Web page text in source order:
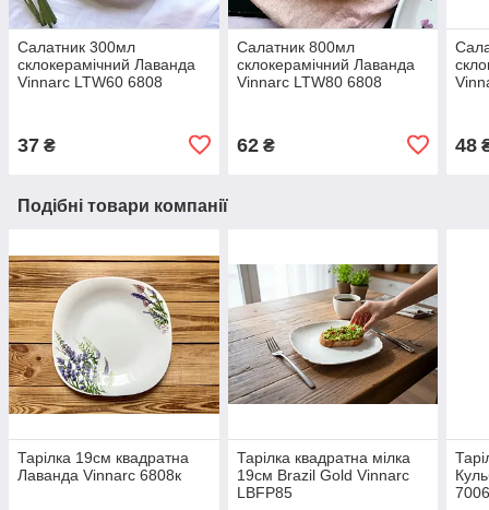
Салатник 300мл
склокерамічний Лаванда
Vinnarc LTW60 6808
37 ₴
Салатник 800мл
склокерамічний Лаванда
Vinnarc LTW80 6808
62₴ 48
Подібні товари компанії
Тарілка 19см квадратна
Лаванда Vinnarc 6808к
Тарілка квадратна мілка
19см Brazil Gold Vinnarc
LBFP85